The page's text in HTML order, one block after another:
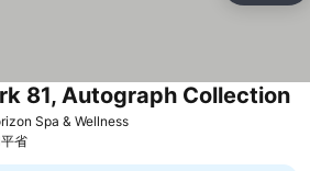
Spa & Wellness查看價格
81, Autograph Collection
省